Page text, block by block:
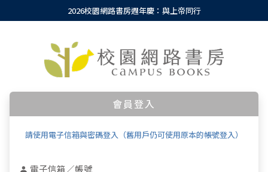
2026校園網路書房週年慶：與上帝同行
會員登入
請使用電子信箱與密碼登入（舊用戶仍可使用原本的帳號登入）
電子信箱／帳號